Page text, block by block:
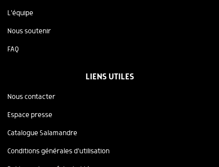
L'équipe
Nous soutenir
FAQ
LIENS UTILES
Nous contacter
Espace presse
Catalogue Salamandre
Conditions générales d'utilisation